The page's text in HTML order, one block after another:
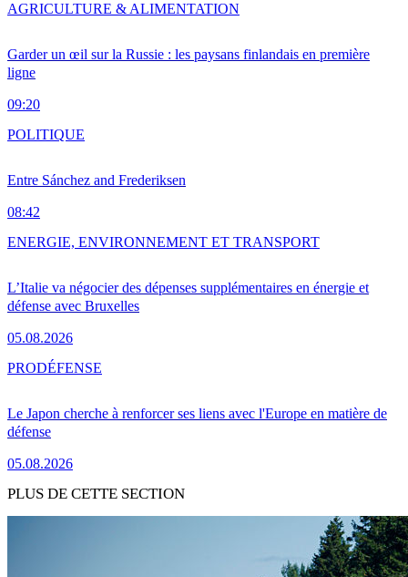
Garder un œil sur la Russie : les paysans finlandais en première
ligne
09:20
AGRICULTURE & ALIMENTATION
Entre Sánchez and Frederiksen
08:42
POLITIQUE
L’Italie va négocier des dépenses supplémentaires en énergie et
défense avec Bruxelles
05.08.2026
ENERGIE, ENVIRONNEMENT ET TRANSPORT
Le Japon cherche à renforcer ses liens avec l'Europe en matière de
défense
05.08.2026
PRODÉFENSE
PLUS DE CETTE SECTION